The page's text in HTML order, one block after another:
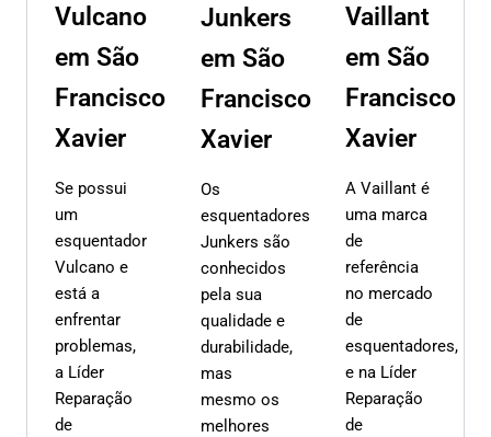
Vulcano
em São
Francisco
Xavier
Se possui
um
esquentador
Vulcano e
está a
enfrentar
problemas,
a Líder
Reparação
de
Junkers
em São
Francisco
Xavier
Os
esquentadores
Junkers são
conhecidos
pela sua
qualidade e
durabilidade,
mas
mesmo os
melhores
Vaillant
em São
Francisco
Xavier
A Vaillant é
uma marca
de
referência
no mercado
de
esquentadores,
e na Líder
Reparação
de